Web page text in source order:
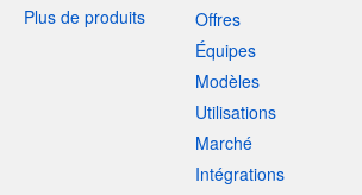
Plus de produits
Offres
Équipes
Modèles
Utilisations
Marché
Intégrations